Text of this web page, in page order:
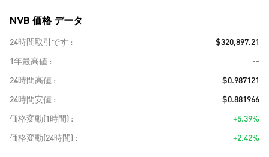
NVB 価格 データ
24時間取引です
$320,897.21
1年最高値
--
24時間高値
$0.987121
24時間安値
$0.881966
価格変動(1時間)
+5.39%
価格変動(24時間)
+2.42%